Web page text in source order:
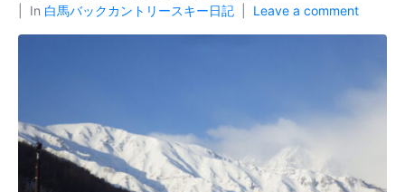
In 白馬バックカントリースキー日記 Leave a comment